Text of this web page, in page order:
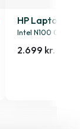
HP Laptop
Intel N100 0.9GHz
2.699 kr.